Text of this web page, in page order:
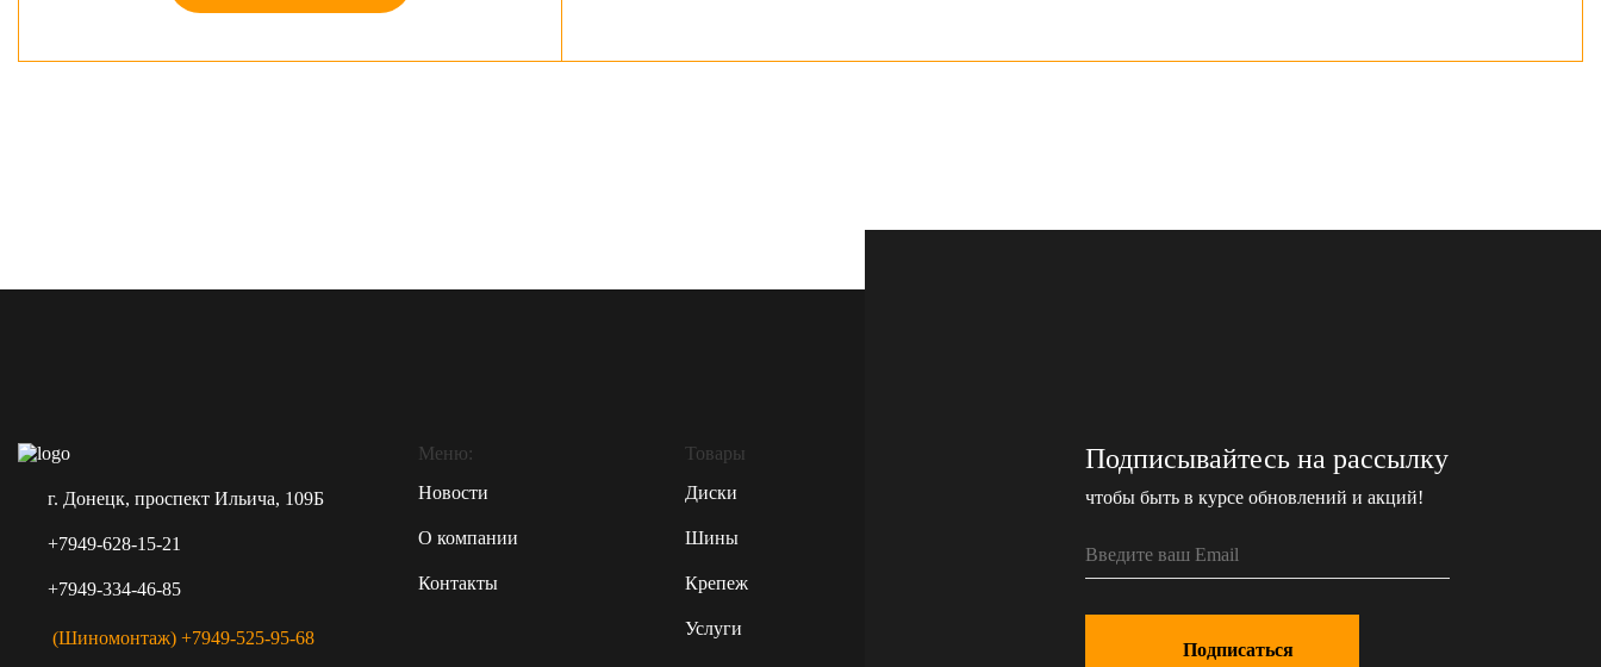
г. Донецк, проспект Ильича, 109Б
+7949-628-15-21
+7949-334-46-85
(Шиномонтаж) +7949-525-95-68
Меню:
Новости
О компании
Контакты
Товары
Диски
Шины
Крепеж
Услуги
Подписывайтесь на рассылку
чтобы быть в курсе обновлений и акций!
Подписаться